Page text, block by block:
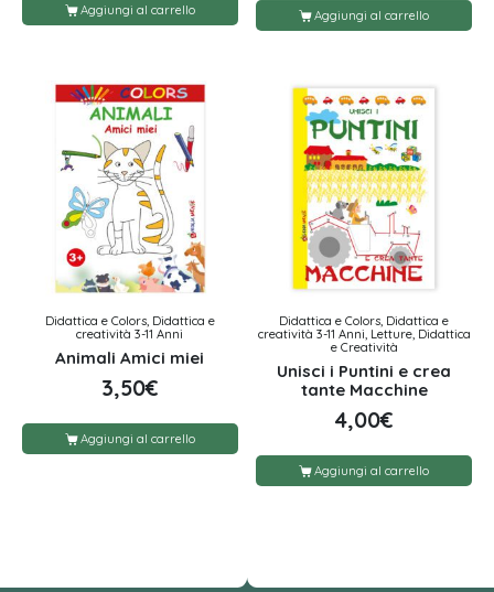
Aggiungi al carrello Aggiungi al carrello
Didattica e Colors, Didattica e
creatività 3-11 Anni
Animali Amici miei
3,50€
Aggiungi al carrello
Didattica e Colors, Didattica e
creatività 3-11 Anni, Letture, Didattica
e Creatività
Unisci i Puntini e crea
tante Macchine
4,00€
Aggiungi al carrello